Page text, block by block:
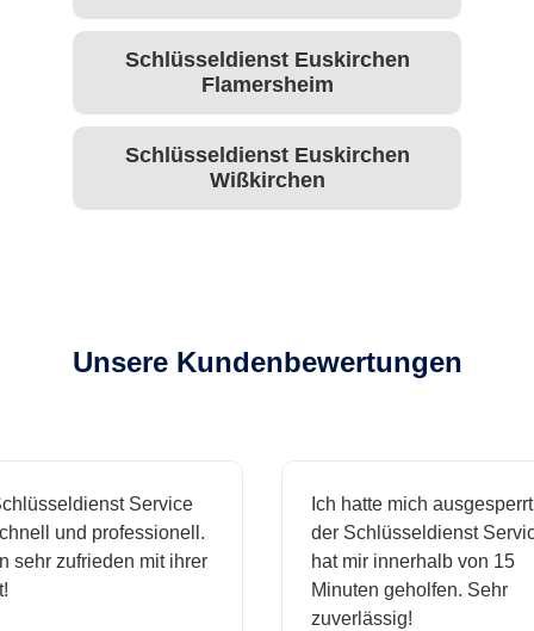
Schlüsseldienst Euskirchen
Flamersheim
Schlüsseldienst Euskirchen
Wißkirchen
Unsere Kundenbewertungen
Service
und professionell.
zufrieden mit ihrer
Ich hatte mich ausgesperrt
der Schlüsseldienst Service
hat mir innerhalb von 15
Minuten geholfen. Sehr
zuverlässig!